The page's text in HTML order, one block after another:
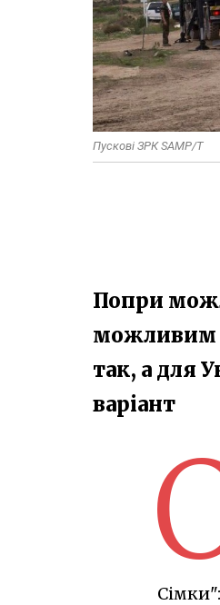
Пускові ЗРК SAMP/T
Попри
можливим
так, а для
варіант